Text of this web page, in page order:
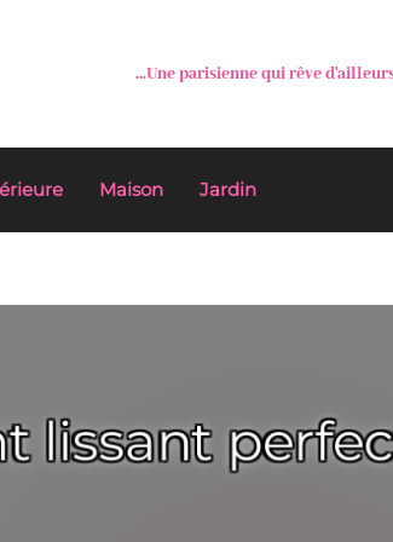
...Une parisienne qui rêve
Maison Jardin
lissant